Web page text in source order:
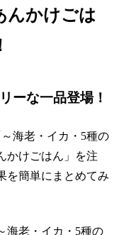
んかけごは
ーな一品登場！
海老・イカ・5種の
かけごはん」を注
を簡単にまとめてみ
海老・イカ・5種の